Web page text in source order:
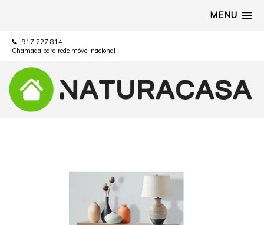
MENU
917 227 814
Chamada para rede móvel nacional